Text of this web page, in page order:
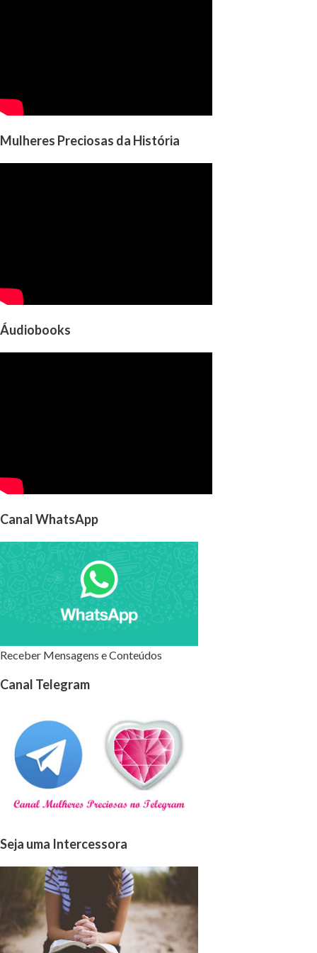
Mulheres Preciosas da História
Áudiobooks
Canal WhatsApp
Receber Mensagens e Conteúdos
Canal Telegram
Seja uma Intercessora